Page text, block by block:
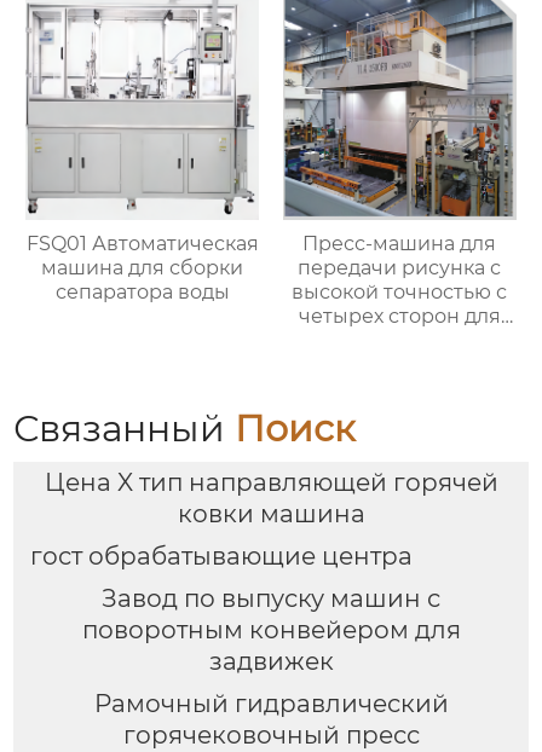
FSQ01 Автоматическая
машина для сборки
сепаратора воды
Пресс-машина для
передачи рисунка с
высокой точностью с
четырех сторон для
Связанный Поиск
Цена X тип направляющей горячей
ковки машина
гост обрабатывающие центра
Завод по выпуску машин с
поворотным конвейером для
задвижек
Рамочный гидравлический
горячековочный пресс